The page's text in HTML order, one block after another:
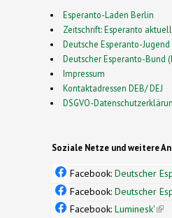
Esperanto-Laden Berlin
Zeitschrift: Esperanto aktuell
Deutsche Esperanto-Jugend
Deutscher Esperanto-Bund
Impressum
Kontaktadressen DEB/ DEJ
DSGVO-
Soziale Netze und weitere
Facebook: Deutscher
Facebook: Deutscher
Facebook: Luminesk'